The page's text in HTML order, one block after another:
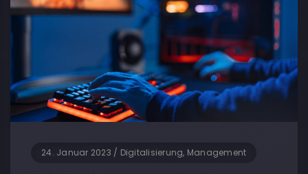
24. Januar 2023 / Digitalisierung, Management